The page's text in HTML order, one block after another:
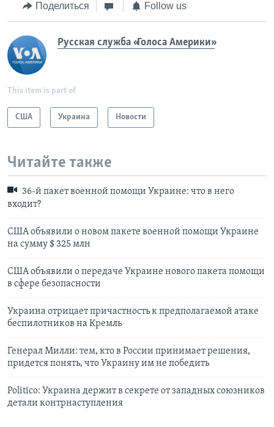
Поделиться Follow us
Русская служба «Голоса Америки»
This item is part of
США Украина Новости
Читайте также
36-й пакет военной помощи Украине: что в него
входит?
США объявили о новом пакете военной помощи Украине
на сумму $ 325 млн
США объявили о передаче Украине нового пакета помощи
в сфере безопасности
Украина отрицает причастность к предполагаемой атаке
беспилотников на Кремль
Генерал Милли: тем, кто в России принимает решения,
придется понять, что Украину им не победить
Politico: Украина держит в секрете от западных союзников
детали контрнаступления